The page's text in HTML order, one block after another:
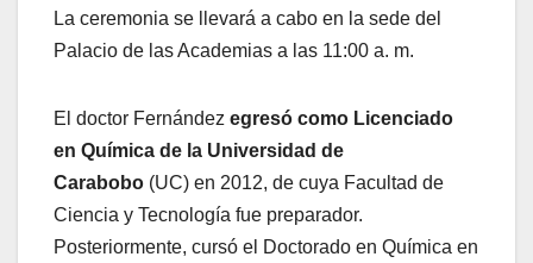
La ceremonia se llevará a cabo en la sede del
Palacio de las Academias a las 11:00 a. m.
El doctor Fernández egresó como Licenciado
en Química de la Universidad de
Carabobo (UC) en 2012, de cuya Facultad de
Ciencia y Tecnología fue preparador.
Posteriormente, cursó el Doctorado en Química en